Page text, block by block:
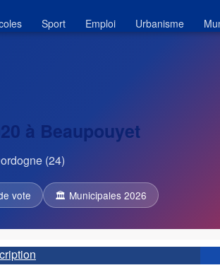
Sport Emploi Urbanisme
à Beaupouyet
(24)
vote 🏛 Municipales 2026